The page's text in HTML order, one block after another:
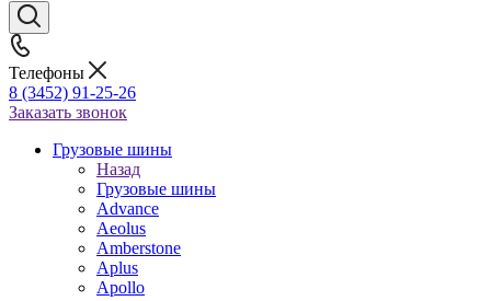
Телефоны
8 (3452) 91-25-26
Заказать звонок
Грузовые шины
Назад
Грузовые шины
Advance
Aeolus
Amberstone
Aplus
Apollo